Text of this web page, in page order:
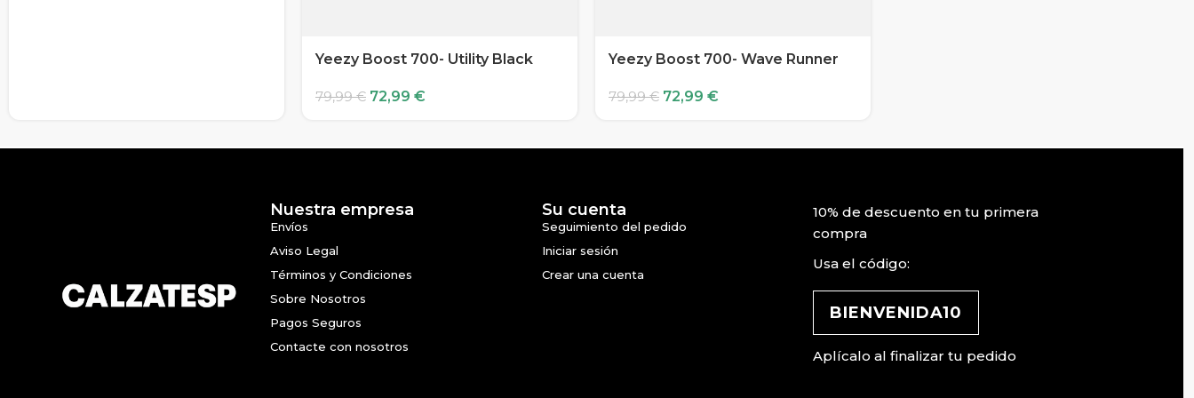
Yeezy Boost 700- Utility Black
79,99€ 72,99 €
Yeezy Boost 700- Wave Runner
79,99€ 72,99 €
Nuestra empresa
Envíos
Aviso Legal
Términos y Condiciones
Sobre Nosotros
Pagos Seguros
Contacte con nosotros
Su cuenta
Seguimiento del pedido
Iniciar sesión
Crear una cuenta
10% de descuento en tu primera
compra
Usa el código:
BIENVENIDA10
Aplícalo al finalizar tu pedido